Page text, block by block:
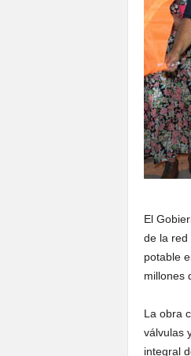
El
de la red
potable
millones
La obra
válvulas
integral